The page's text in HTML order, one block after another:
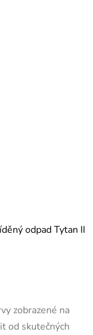
odpad Tytan II
zobrazené na
od skutečných